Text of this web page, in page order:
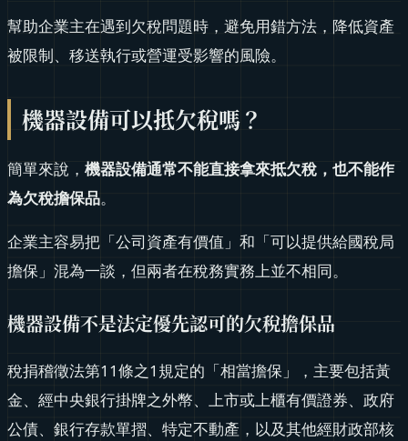
幫助企業主在遇到欠稅問題時，避免用錯方法，降低資產
被限制、移送執行或營運受影響的風險。
機器設備可以抵欠稅嗎？
簡單來說， 機器設備通常不能直接拿來抵欠稅，也不能作
為欠稅擔保品。
企業主容易把「公司資產有價值」和「可以提供給國稅局
擔保」混為一談，但兩者在稅務實務上並不相同。
機器設備不是法定優先認可的欠稅擔保品
稅捐稽徵法第11條之1規定的「相當擔保」，主要包括黃
金、經中央銀行掛牌之外幣、上市或上櫃有價證券、政府
公債、銀行存款單摺、特定不動產，以及其他經財政部核